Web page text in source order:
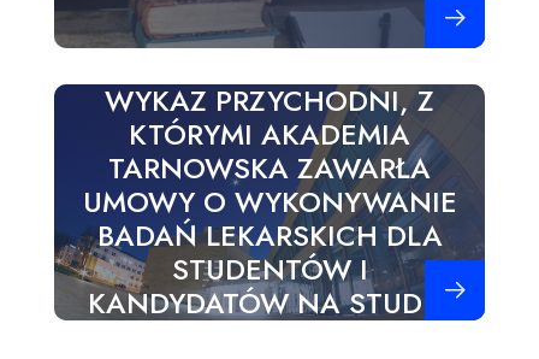
WYKAZ PRZYCHODNI, Z
KTÓRYMI AKADEMIA
TARNOWSKA ZAWARŁA
UMOWY O WYKONYWANIE
BADAŃ LEKARSKICH DLA
STUDENTÓW I
KANDYDATÓW NA STUDIA
Zobacz